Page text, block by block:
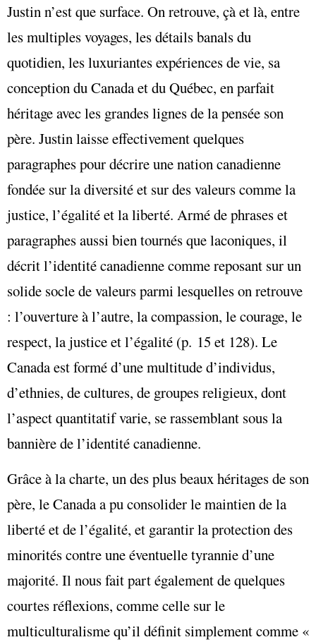
Justin n’est que surface. On retrouve, çà et là, entre
les multiples voyages, les détails banals du
quotidien, les luxuriantes expériences de vie, sa
conception du Canada et du Québec, en parfait
héritage avec les grandes lignes de la pensée son
père. Justin laisse effectivement quelques
paragraphes pour décrire une nation canadienne
fondée sur la diversité et sur des valeurs comme la
justice, l’égalité et la liberté. Armé de phrases et
paragraphes aussi bien tournés que laconiques, il
décrit l’identité canadienne comme reposant sur un
solide socle de valeurs parmi lesquelles on retrouve
: l’ouverture à l’autre, la compassion, le courage, le
respect, la justice et l’égalité (p. 15 et 128). Le
Canada est formé d’une multitude d’individus,
d’ethnies, de cultures, de groupes religieux, dont
l’aspect quantitatif varie, se rassemblant sous la
bannière de l’identité canadienne.
Grâce à la charte, un des plus beaux héritages de son
père, le Canada a pu consolider le maintien de la
liberté et de l’égalité, et garantir la protection des
minorités contre une éventuelle tyrannie d’une
majorité. Il nous fait part également de quelques
courtes réflexions, comme celle sur le
multiculturalisme qu’il définit simplement comme «